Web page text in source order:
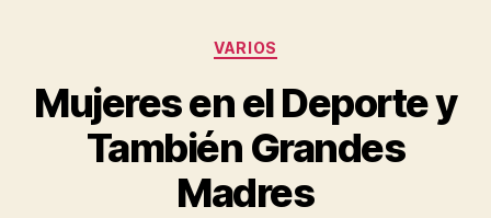
Categorías
VARIOS
Mujeres en el Deporte y
También Grandes
Madres